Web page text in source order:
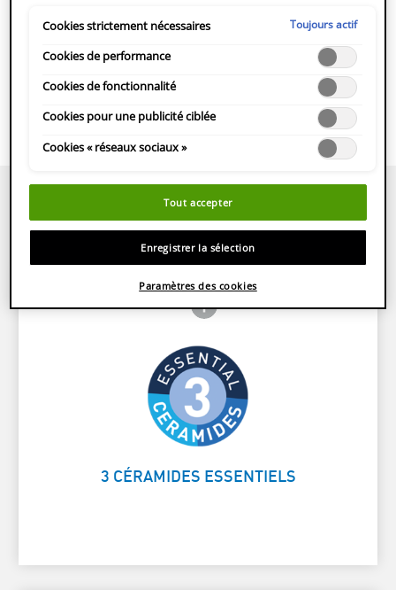
DESCRIPTION DU PRODUIT
COMMENT UTILISER
HERSTELLERINFOMATIONEN
Caractéristiques et bénéfices produit
3 CÉRAMIDES ESSENTIELS
Reforcent la barrière protectrice de
la peau
nécessaires ("Tout accepter"), les refuser ("Poursuivre sans
vos choix ("Enregistrer la sélection"). En outre, vous pouvez à
"Paramètres des cookies") et les adapter ultérieurement. Pour
plus d'informations, nous vous prions de vous référer à notre
politique de protection des données personnelles.
Cookies strictement nécessaires Toujours actif
Cookies de performance
Cookies de fonctionnalité
Cookies pour une publicité ciblée
Cookies « réseaux sociaux »
Tout accepter
Enregistrer la sélection
Paramètres des cookies